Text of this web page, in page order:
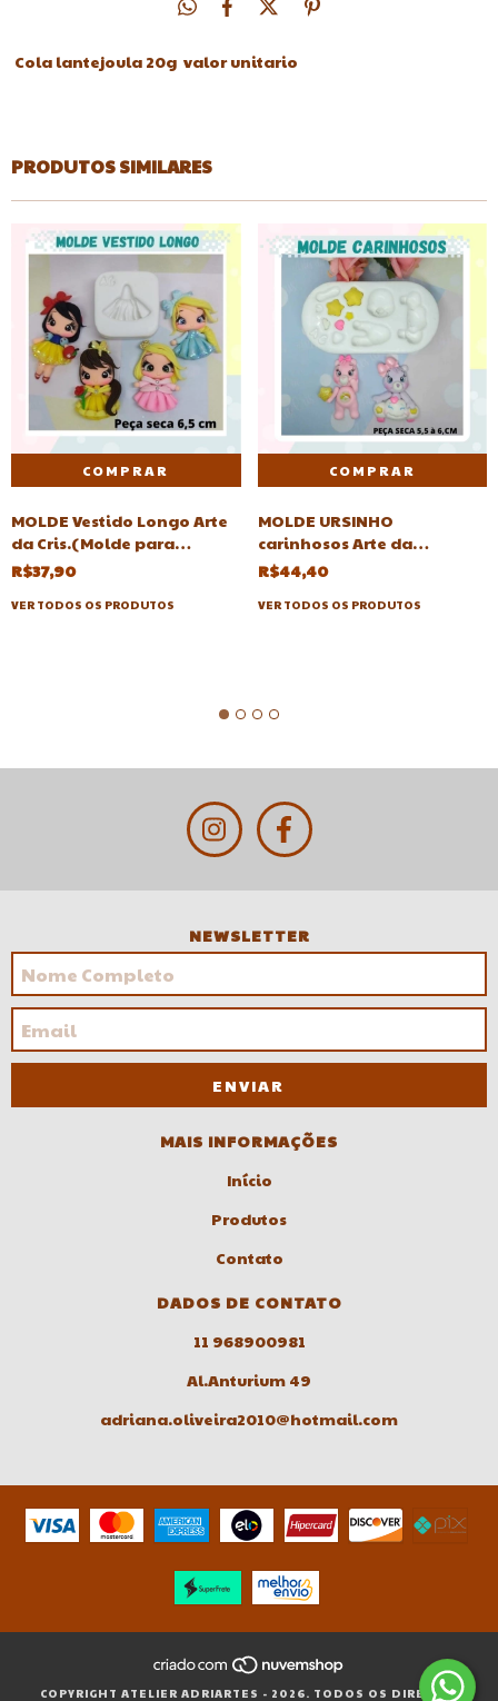
Cola lantejoula 20g valor unitario
PRODUTOS SIMILARES
MOLDE Vestido Longo Arte
da Cris.(Molde para
aplique,vestido
longo,Vestidos
longo,vestido rodado)
R$37,90
VER TODOS OS PRODUTOS
MOLDE URSINHO
carinhosos Arte da
Cris(ursinhos carinhosos)
R$44,40
VER TODOS OS PRODUTOS
NEWSLETTER
MAIS INFORMAÇÕES
Início
Produtos
Contato
DADOS DE CONTATO
11 968900981
Al.Anturium 49
adriana.oliveira2010@hotmail.com
COPYRIGHT ATELIER ADRIARTES - 2026. TODOS OS DIREITOS